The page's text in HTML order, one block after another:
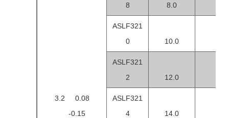
3.2 0.08
-0.15
8
8.0
ASLF321
0
10.0
ASLF321
2
12.0
ASLF321
4
14.0